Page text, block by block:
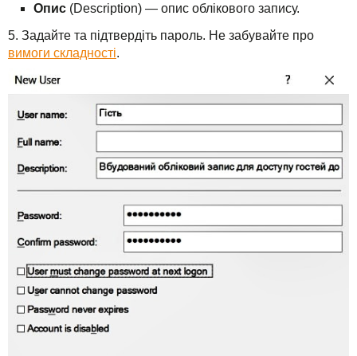
Опис (Description) — опис облікового запису.
5. Задайте та підтвердіть пароль. Не забувайте про
вимоги складності.